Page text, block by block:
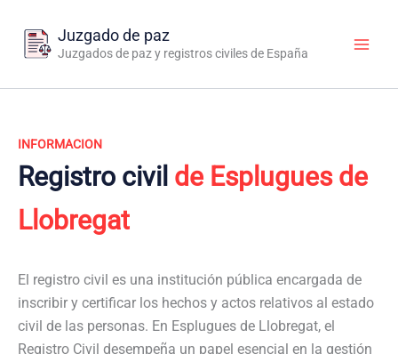
contenido
Juzgado de paz
Juzgados de paz y registros civiles de España
INFORMACION
Registro civil de Esplugues de
Llobregat
El registro civil es una institución pública encargada de
inscribir y certificar los hechos y actos relativos al estado
civil de las personas. En Esplugues de Llobregat, el
Registro Civil desempeña un papel esencial en la gestión